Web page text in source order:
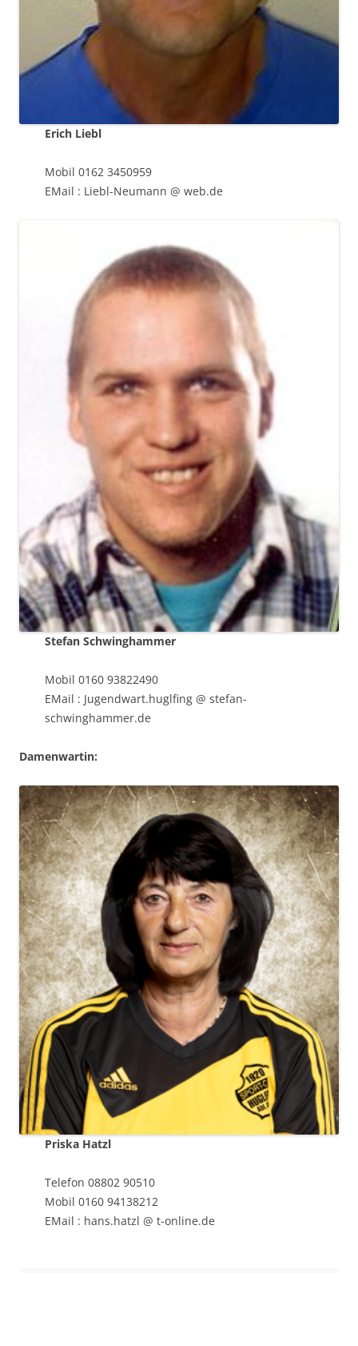
Erich Liebl
Mobil 0162 3450959
EMail : Liebl-Neumann @ web.de
Stefan Schwinghammer
Mobil 0160 93822490
EMail : Jugendwart.huglfing @ stefan-
schwinghammer.de
Damenwartin:
Priska Hatzl
Telefon 08802 90510
Mobil 0160 94138212
EMail : hans.hatzl @ t-online.de